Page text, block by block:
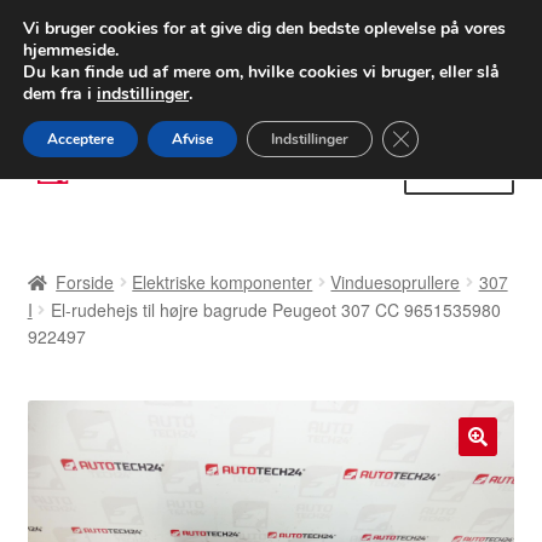
LEVERING fra 55 kr.
FEDEX verdensomspændende forsendelse
80 82 72 02
Spring
til
Spring
til
Betalinger
Forside Elektriske komponenter Vinduesoprullere
307
I
El-rudehejs til højre bagrude Peugeot 307 CC 9651535980
922497
🔍
Vi bruger cookies for at give dig den bedste oplevelse på vores
hjemmeside.
Du kan finde ud af mere om, hvilke cookies vi bruger, eller slå
dem fra i indstillinger.
Acceptere Afvise Indstillinger Close GDPR